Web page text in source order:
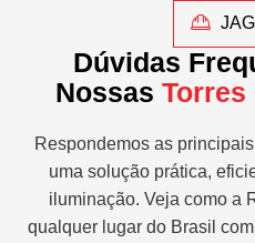
Dúvidas
Nossas Torres
Respondemos as
uma solução prática,
iluminação. Veja como a
qualquer lugar do Brasil